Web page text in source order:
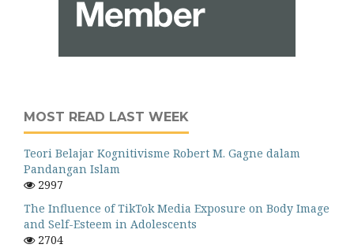
MOST READ LAST WEEK
Teori Belajar Kognitivisme Robert M. Gagne dalam
Pandangan Islam
2997
The Influence of TikTok Media Exposure on Body Image
and Self-Esteem in Adolescents
2704